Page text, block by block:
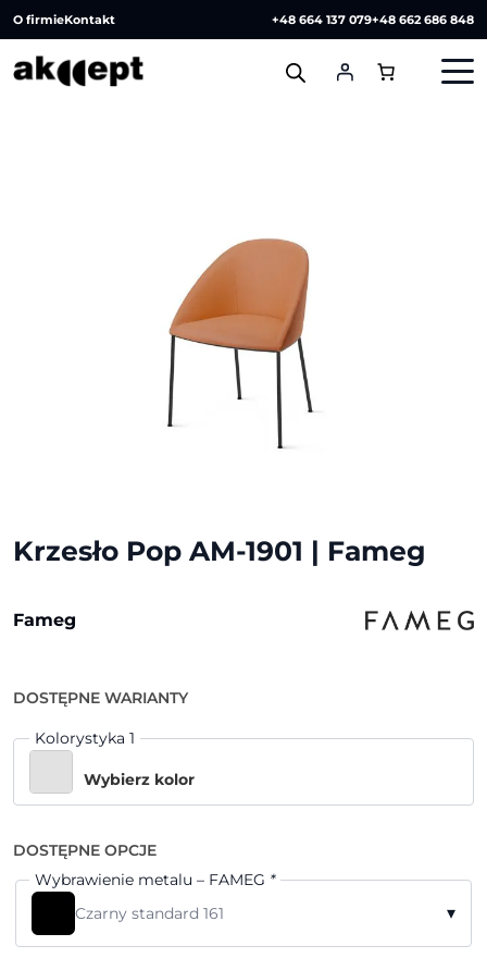
O firmieKontakt +48 664 137 079+48 662 686 848
Krzesło Pop AM-1901 | Fameg
Fameg
DOSTĘPNE WARIANTY
Kolorystyka 1
Wybierz kolor
DOSTĘPNE OPCJE
Wybrawienie metalu – FAMEG *
Czarny standard 161
▾